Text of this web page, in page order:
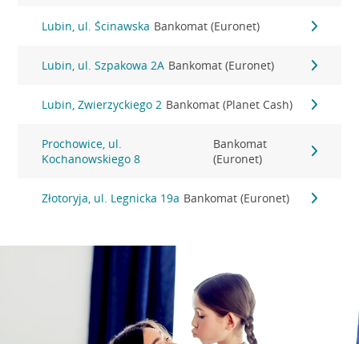
Lubin, ul. Ścinawska Bankomat (Euronet)
Lubin, ul. Szpakowa 2A Bankomat (Euronet)
Lubin, Zwierzyckiego 2 Bankomat (Planet Cash)
Prochowice, ul.
Kochanowskiego 8
Bankomat
(Euronet)
Złotoryja, ul. Legnicka 19a Bankomat (Euronet)